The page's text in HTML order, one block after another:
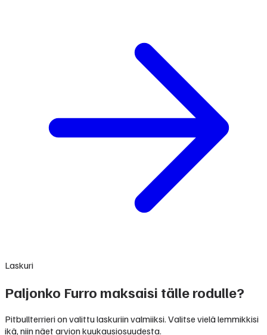
Laskuri
Paljonko Furro maksaisi tälle rodulle?
Pitbullterrieri on valittu laskuriin valmiiksi. Valitse vielä lemmikkisi
ikä, niin näet arvion kuukausiosuudesta.